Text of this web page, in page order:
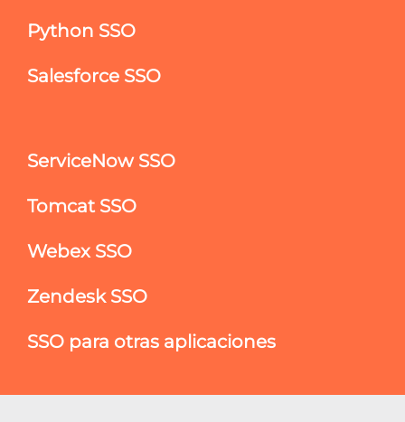
Python SSO
Salesforce SSO
ServiceNow SSO
Tomcat SSO
Webex SSO
Zendesk SSO
SSO para otras aplicaciones